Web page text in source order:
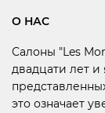
О НАС
Салоны "Les
двадцати лет
это означает